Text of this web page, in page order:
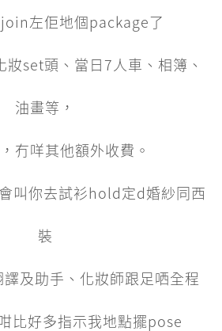
左佢地個package了
set頭、當日7人車、相簿、
油畫等，
冇咩其他額外收費。
叫你去試衫hold定d婚紗同西
裝
及助手、化妝師跟足哂全程
比好多指示我地點擺pose